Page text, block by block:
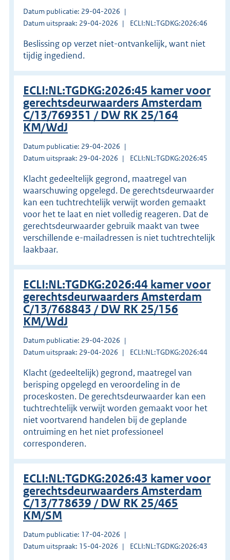
Datum publicatie: 29-04-2026
Datum uitspraak: 29-04-2026
ECLI:NL:TGDKG:2026:46
Beslissing op verzet niet-ontvankelijk, want niet
tijdig ingediend.
ECLI:NL:TGDKG:2026:45 kamer voor
gerechtsdeurwaarders Amsterdam
C/13/769351 / DW RK 25/164
KM/WdJ
Datum publicatie: 29-04-2026
Datum uitspraak: 29-04-2026
ECLI:NL:TGDKG:2026:45
Klacht gedeeltelijk gegrond, maatregel van
waarschuwing opgelegd. De gerechtsdeurwaarder
kan een tuchtrechtelijk verwijt worden gemaakt
voor het te laat en niet volledig reageren. Dat de
gerechtsdeurwaarder gebruik maakt van twee
verschillende e-mailadressen is niet tuchtrechtelijk
laakbaar.
ECLI:NL:TGDKG:2026:44 kamer voor
gerechtsdeurwaarders Amsterdam
C/13/768843 / DW RK 25/156
KM/WdJ
Datum publicatie: 29-04-2026
Datum uitspraak: 29-04-2026
ECLI:NL:TGDKG:2026:44
Klacht (gedeeltelijk) gegrond, maatregel van
berisping opgelegd en veroordeling in de
proceskosten. De gerechtsdeurwaarder kan een
tuchtrechtelijk verwijt worden gemaakt voor het
niet voortvarend handelen bij de geplande
ontruiming en het niet professioneel
corresponderen.
ECLI:NL:TGDKG:2026:43 kamer voor
gerechtsdeurwaarders Amsterdam
C/13/778639 / DW RK 25/465
KM/SM
Datum publicatie: 17-04-2026
Datum uitspraak: 15-04-2026
ECLI:NL:TGDKG:2026:43